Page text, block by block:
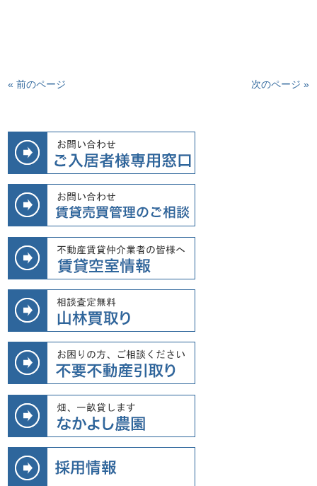
« 前のページ 次のページ »